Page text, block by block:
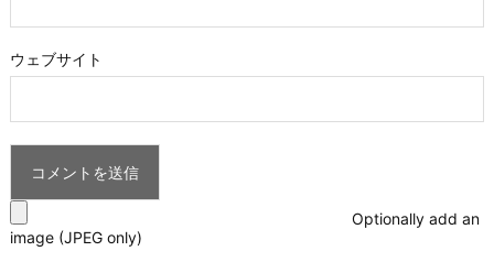
ウェブサイト
Optionally add an
image (JPEG only)